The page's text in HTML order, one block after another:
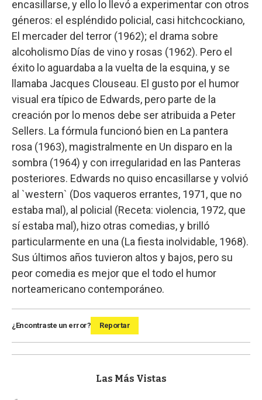
encasillarse, y ello lo llevó a experimentar con otros
géneros: el espléndido policial, casi hitchcockiano,
El mercader del terror (1962); el drama sobre
alcoholismo Días de vino y rosas (1962). Pero el
éxito lo aguardaba a la vuelta de la esquina, y se
llamaba Jacques Clouseau. El gusto por el humor
visual era típico de Edwards, pero parte de la
creación por lo menos debe ser atribuida a Peter
Sellers. La fórmula funcionó bien en La pantera
rosa (1963), magistralmente en Un disparo en la
sombra (1964) y con irregularidad en las Panteras
posteriores. Edwards no quiso encasillarse y volvió
al `western` (Dos vaqueros errantes, 1971, que no
estaba mal), al policial (Receta: violencia, 1972, que
sí estaba mal), hizo otras comedias, y brilló
particularmente en una (La fiesta inolvidable, 1968).
Sus últimos años tuvieron altos y bajos, pero su
peor comedia es mejor que el todo el humor
norteamericano contemporáneo.
¿Encontraste un error? Reportar
Las Más Vistas